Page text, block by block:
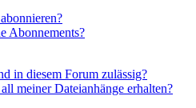
Abonnements?
in diesem Forum zulässig?
meiner Dateianhänge erhalten?